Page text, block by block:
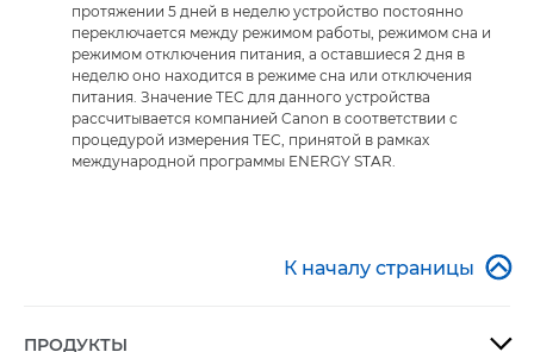
протяжении 5 дней в неделю устройство постоянно
переключается между режимом работы, режимом сна и
режимом отключения питания, а оставшиеся 2 дня в
неделю оно находится в режиме сна или отключения
питания. Значение TEC для данного устройства
рассчитывается компанией Canon в соответствии с
процедурой измерения TEC, принятой в рамках
международной программы ENERGY STAR.
К началу страницы 
ПРОДУКТЫ 